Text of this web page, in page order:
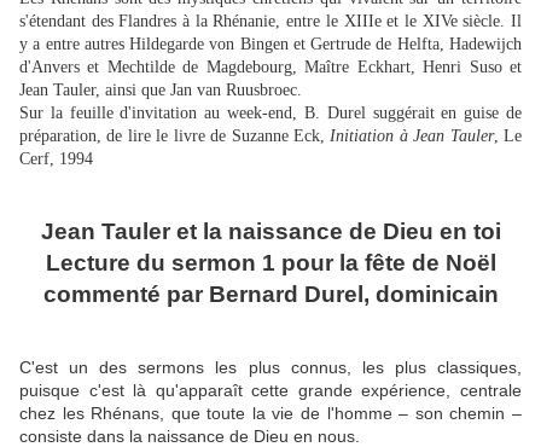
s'étendant des Flandres à la Rhénanie, entre le XIIIe et le XIVe siècle. Il
y a entre autres Hildegarde von Bingen et Gertrude de Helfta, Hadewijch
d'Anvers et Mechtilde de Magdebourg, Maître Eckhart, Henri Suso et
Jean Tauler, ainsi que Jan van Ruusbroec.
Sur la feuille d'invitation au week-end, B. Durel suggérait en guise de
préparation, de lire le livre de Suzanne Eck, Initiation à Jean Tauler, Le
Cerf, 1994
Jean Tauler et la naissance de Dieu en toi
Lecture du sermon 1 pour la fête de Noël
commenté par Bernard Durel, dominicain
C'est un des sermons les plus connus, les plus classiques,
puisque c'est là qu'apparaît cette grande expérience, centrale
chez les Rhénans, que toute la vie de l'homme – son chemin –
consiste dans la naissance de Dieu en nous.